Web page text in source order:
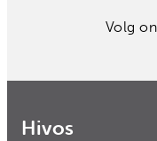
Volg
Hivos